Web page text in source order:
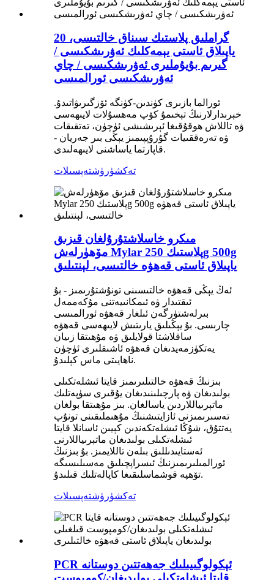
20 گراملىق پلاستىك سىناق خالتىسى،
ياپىلاق ئاستى يېمەكلىك ئەۋرىشكىسى /
گىرىم بۇيۇملىرى ئەۋرىشكىسى / چاي
ئەۋرىشكىسى ئورالمىسى
ئورالما بازىرى كۈندىن-كۈنگە ئۆزگىرىۋاتىدۇ.
خېرىدارلارنىڭ تېخىمۇ كۆپ مەھسۇلات لايىھەسى
ۋە تاللاش ھوقۇقىغا ئېرىشىشى ئۈچۈن، تەتقىقات
ۋە تەرەققىيات گۇرۇپپىمىز يېڭى بىر جەريان -
قاپارتما ياساشنى لايىھەلىدى.
تەكشۈرۈشتەپسىلات
مىكرو خاسلاشتۇرۇلغان قىزىق
مۆھۈرلەش Mylar پلاستىك 250g 500g
ياپىلاق ئاستى قەھۋە خالتىسى، لېنتىلىق
ئەڭ يېڭى قەھۋە خالتىسىنى تونۇشتۇرىمىز - بۇ
ئىقتىدار ۋە ئىمكانىيەتنى مۇكەممەل
بىرلەشتۈرگەن ئىلغار قەھۋە ئورالمىسى
چارىسى. بۇ يېڭىلىق يارىتىش لايىھەسى قەھۋە
ساقلاشتا قولايلىق ۋە مۇھىتقا زىيان
يەتكۈزمەيدىغان قەھۋە ئاشىقلىرى ئۈچۈن
ناھايىتى ماس كېلىدۇ.
بىزنىڭ قەھۋە خالتىلىرىمىز قايتا ئىشلەتكىلى
بولىدىغان ۋە پارچىلىنىدىغان يۇقىرى سۈپەتلىك
ماتېرىياللاردىن ياسالغان. بىز مۇھىتقا بولغان
تەسىرىمىزنى ئازايتىشنىڭ مۇھىملىقىنى تونۇپ
يەتتۇق، شۇڭا ئىشلەتكەندىن كېيىن ئاسانلا قايتا
ئىشلەتكىلى بولىدىغان ماتېرىياللارنى
ئەستايىدىللىق بىلەن تاللايمىز. بۇ بىزنىڭ
ئورالمىلىرىمىزنىڭ ئىسراپچىلىق مەسىلىسىگە
تۆھپە قوشماسلىقىغا كاپالەتلىك قىلىدۇ.
تەكشۈرۈشتەپسىلات
PCR ئېكولوگىيىلىك جەھەتتىن دوستانە